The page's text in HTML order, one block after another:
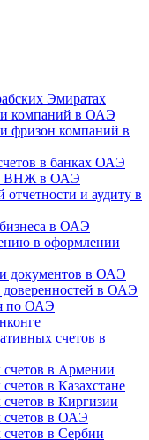
Эмиратах
компаний в ОАЭ
фризон компаний в
в банках ОАЭ
ВНЖ в ОАЭ
и аудиту в
в ОАЭ
в оформлении
документов в ОАЭ
доверенностей в ОАЭ
по ОАЭ
счетов в
в Армении
в Казахстане
в Киргизии
счетов в ОАЭ
в Сербии